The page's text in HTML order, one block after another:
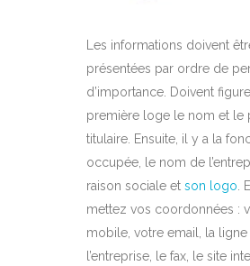
Les informations doivent
présentées par ordre de
d’importance. Doivent
première loge le nom et le
titulaire. Ensuite, il y a la
occupée, le nom de
raison sociale et son logo .
mettez vos coordonnées :
mobile, votre email, la ligne
l’entreprise, le fax, le site